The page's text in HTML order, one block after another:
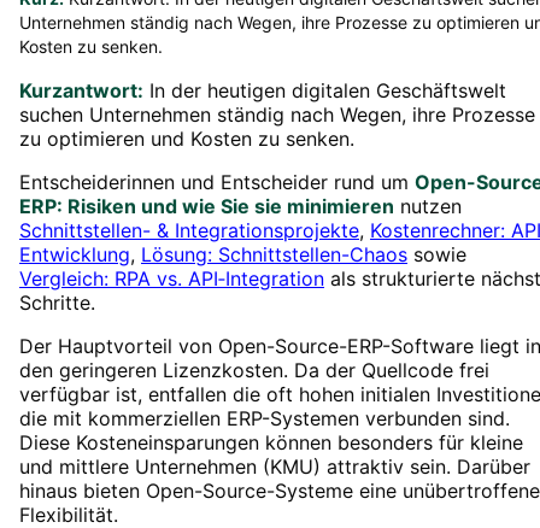
Unternehmen ständig nach Wegen, ihre Prozesse zu optimieren
Kosten zu senken.
Kurzantwort: In der heutigen digitalen Geschäftswelt
suchen Unternehmen ständig nach Wegen, ihre Prozesse
zu optimieren und Kosten zu senken.
Entscheiderinnen und Entscheider rund um Open-
ERP: Risiken und wie Sie sie minimieren nutzen
Schnittstellen- & Integrationsprojekte, Kostenrechner:
Entwicklung, Lösung: Schnittstellen-Chaos sowie
Vergleich: RPA vs. API‑Integration als strukturierte
Schritte.
Der Hauptvorteil von Open-Source-ERP-Software liegt in
den geringeren Lizenzkosten. Da der Quellcode frei
verfügbar ist, entfallen die oft hohen initialen
die mit kommerziellen ERP-Systemen verbunden sind.
Diese Kosteneinsparungen können besonders für kleine
und mittlere Unternehmen (KMU) attraktiv sein. Darüber
hinaus bieten Open-Source-Systeme eine unübertroffene
Flexibilität.